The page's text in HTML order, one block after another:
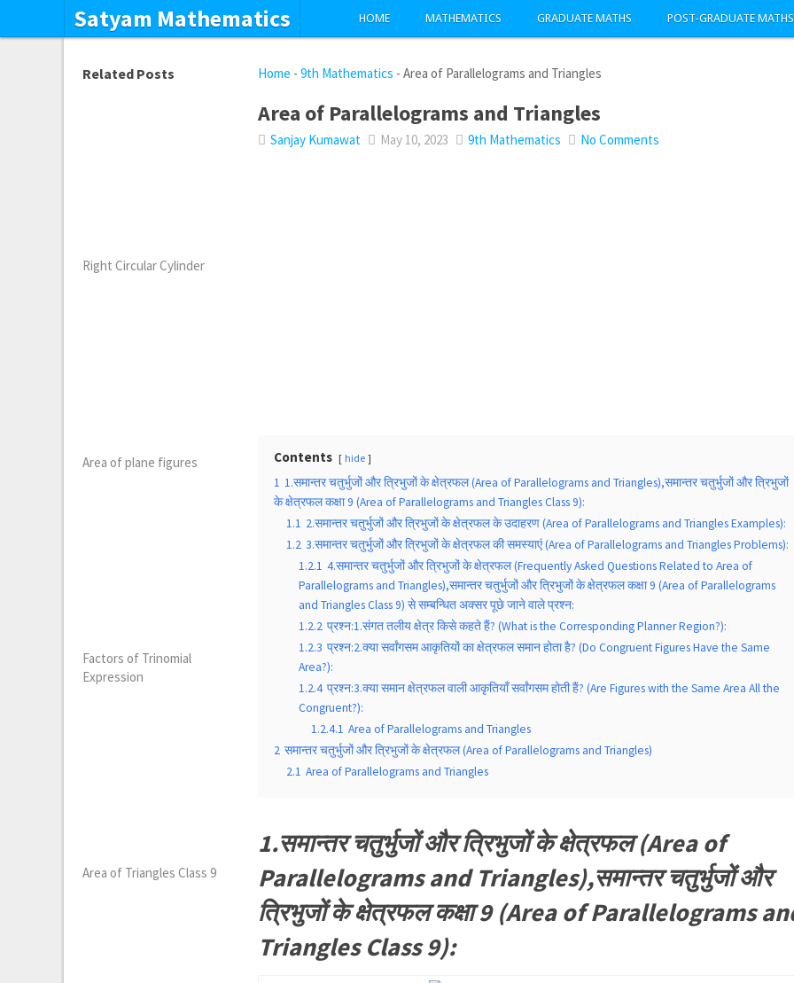
Satyam Mathematics HOME MATHEMATICS GRADUATE MATHS POST-GRADUATE MATHS
Home -9th Mathematics -Area of Parallelograms and Triangles
Area of Parallelograms and Triangles
Sanjay Kumawat May 10, 2023 9th Mathematics No Comments
Contents hide
1 1.समान्तर चतुर्भुजों और त्रिभुजों के क्षेत्रफल (Area of Parallelograms and Triangles),समान्तर चतुर्भुजों और त्रिभुजों
के क्षेत्रफल कक्षा 9 (Area of Parallelograms and Triangles Class 9):
1.1 2.समान्तर चतुर्भुजों और त्रिभुजों के क्षेत्रफल के उदाहरण (Area of Parallelograms and Triangles Examples):
1.2 3.समान्तर चतुर्भुजों और त्रिभुजों के क्षेत्रफल की समस्याएं (Area of Parallelograms and Triangles Problems):
1.2.1 4.समान्तर चतुर्भुजों और त्रिभुजों के क्षेत्रफल (Frequently Asked Questions Related to Area of
Parallelograms and Triangles),समान्तर चतुर्भुजों और त्रिभुजों के क्षेत्रफल कक्षा 9 (Area of Parallelograms
and Triangles Class 9) से सम्बन्धित अक्सर पूछे जाने वाले प्रश्न:
1.2.2 प्रश्न:1.संगत तलीय क्षेत्र किसे कहते हैं? (What is the Corresponding Planner Region?):
1.2.3 प्रश्न:2.क्या सर्वांगसम आकृतियों का क्षेत्रफल समान होता है? (Do Congruent Figures Have the Same
Area?):
1.2.4 प्रश्न:3.क्या समान क्षेत्रफल वाली आकृतियाँ सर्वांगसम होती हैं? (Are Figures with the Same Area All the
Congruent?):
1.2.4.1 Area of Parallelograms and Triangles
2 समान्तर चतुर्भुजों और त्रिभुजों के क्षेत्रफल (Area of Parallelograms and Triangles)
2.1 Area of Parallelograms and Triangles
1.समान्तर चतुर्भुजों और त्रिभुजों के क्षेत्रफल (Area of
Parallelograms and Triangles),समान्तर चतुर्भुजों और
त्रिभुजों के क्षेत्रफल कक्षा 9 (Area of Parallelograms
Triangles Class 9):
Related Posts
Right Circular Cylinder
Area of plane figures
Factors of Trinomial
Expression
Area of Triangles Class 9